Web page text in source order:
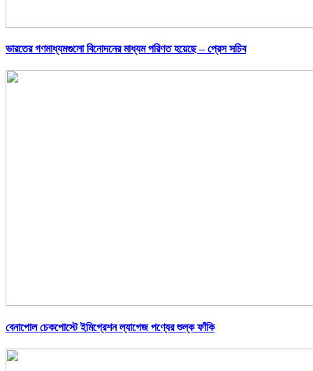
ভারতের গণমাধ্যমগুলো বিনোদনের মাধ্যম পরিণত হয়েছে – প্রেস সচিব
বেনাপোল চেকপোস্টে ইমিগ্রেশন ল্যাগেজ পণ্যের শুল্ক ফাঁকি